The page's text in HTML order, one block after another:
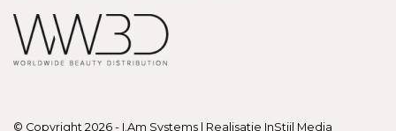
© Copyright 2026 - I.Am Systems | Realisatie InStijl Media